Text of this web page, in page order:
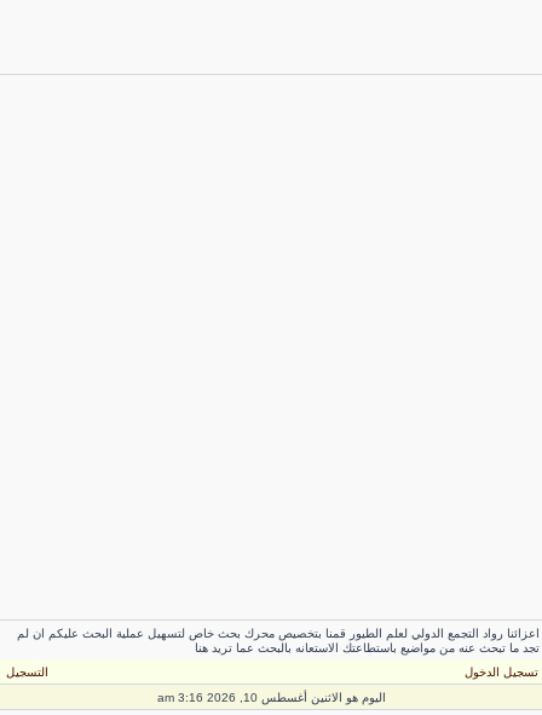
رواد التجمع الدولي لعلم الطيور قمنا بتخصيص محرك بحث خاص لتسهيل عملية البحث عليكم ان لم
ما تبحث عنه من مواضيع باستطاعتك الاستعانه بالبحث عما تريد هنا
تسجيل الدخول
التسجيل
اليوم هو الاثنين أغسطس 10, 2026 3:16 am